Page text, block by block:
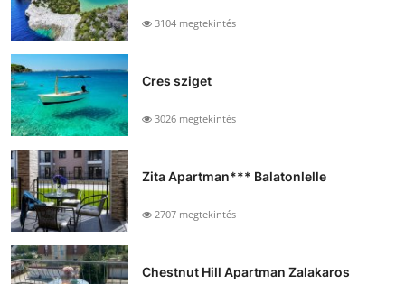
3104 megtekintés
Cres sziget
3026 megtekintés
Zita Apartman*** Balatonlelle
2707 megtekintés
Chestnut Hill Apartman Zalakaros